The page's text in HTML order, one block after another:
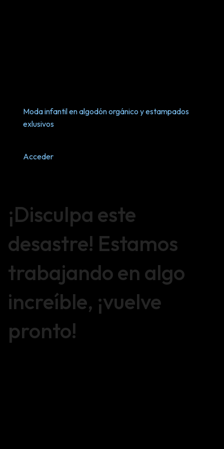
Moda infantil en algodón orgánico y estampados
exlusivos
Acceder
¡Disculpa este
desastre! Estamos
trabajando en algo
increíble, ¡vuelve
pronto!